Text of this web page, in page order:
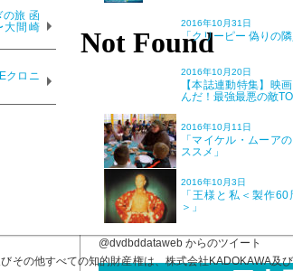
の旅 函
大間崎
クロニ
その他すべての知的財産権は、株式会社KADOKAWA及
を追う秀逸な
そして画面の
2000年）
2016年10月31日
「クリーピー 偽りの隣
2016年10月20日
【本誌連動特集】映
んだ！最強最悪の敵
2016年10月11日
「マイケル・ムーア
ススメ」
2016年10月3日
「王様と私＜製作
＞」
@dvdbddataweb からのツイート